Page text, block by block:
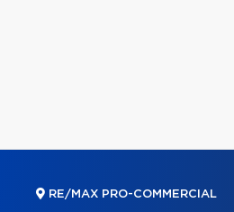
RE/MAX PRO-COMMERCIAL